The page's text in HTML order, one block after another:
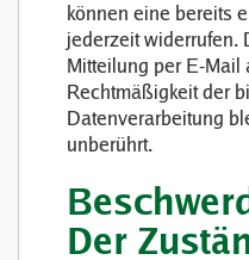
können eine bereits
jederzeit widerrufen.
Mitteilung per E-Mail
Rechtmäßigkeit der
Datenverarbeitung
unberührt.
Der